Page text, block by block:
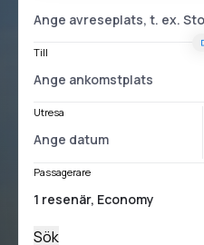
Till
Utresa
Passagerare
Sök